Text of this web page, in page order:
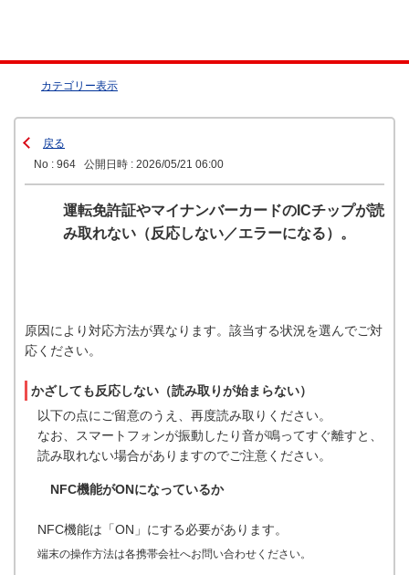
カテゴリー表示
戻る
No : 964
公開日時 : 2026/05/21 06:00
運転免許証やマイナンバーカードのICチップが読
み取れない（反応しない／エラーになる）。
原因により対応方法が異なります。該当する状況を選んでご対
応ください。
かざしても反応しない（読み取りが始まらない）
以下の点にご留意のうえ、再度読み取りください。
なお、スマートフォンが振動したり音が鳴ってすぐ離すと、
読み取れない場合がありますのでご注意ください。
NFC機能がONになっているか
NFC機能は「ON」にする必要があります。
端末の操作方法は各携帯会社へお問い合わせください。